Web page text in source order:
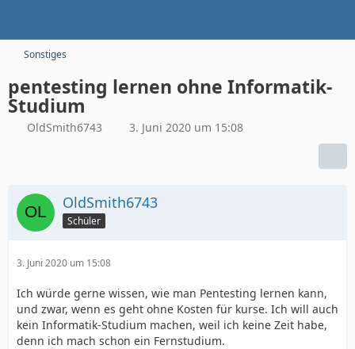
Sonstiges
pentesting lernen ohne Informatik-
Studium
OldSmith6743 3. Juni 2020 um 15:08
OldSmith6743
Schüler
3. Juni 2020 um 15:08
Ich würde gerne wissen, wie man Pentesting lernen kann,
und zwar, wenn es geht ohne Kosten für kurse. Ich will auch
kein Informatik-Studium machen, weil ich keine Zeit habe,
denn ich mach schon ein Fernstudium.